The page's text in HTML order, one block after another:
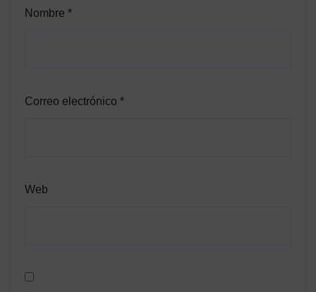
Nombre *
Correo electrónico *
Web